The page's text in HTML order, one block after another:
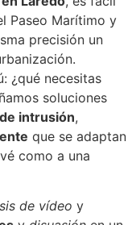
Paseo Marítimo y
precisión un
¿qué necesitas
soluciones
intrusión,
que se adaptan
como a una
de vídeo y